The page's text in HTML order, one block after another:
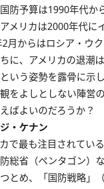
防予算は1‌9‌9‌0年代か
メリカは2‌0‌0‌0年代
月からはロシア・ウ
に、アメリカの退潮
いう姿勢を露骨に示し
をよしとしない陣営
ばよいのだろうか？
・ケナン
で最も注目されてい
総省（ペンタゴン）
とめ、「国防戦略」